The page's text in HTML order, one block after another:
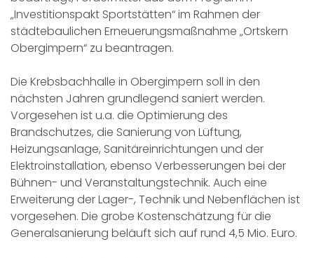
„Investitionspakt Sportstätten“ im Rahmen der
städtebaulichen Erneuerungsmaßnahme „Ortskern
Obergimpern“ zu beantragen.
Die Krebsbachhalle in Obergimpern soll in den
nächsten Jahren grundlegend saniert werden.
Vorgesehen ist u.a. die Optimierung des
Brandschutzes, die Sanierung von Lüftung,
Heizungsanlage, Sanitäreinrichtungen und der
Elektroinstallation, ebenso Verbesserungen bei der
Bühnen- und Veranstaltungstechnik. Auch eine
Erweiterung der Lager-, Technik und Nebenflächen ist
vorgesehen. Die grobe Kostenschätzung für die
Generalsanierung beläuft sich auf rund 4,5 Mio. Euro.